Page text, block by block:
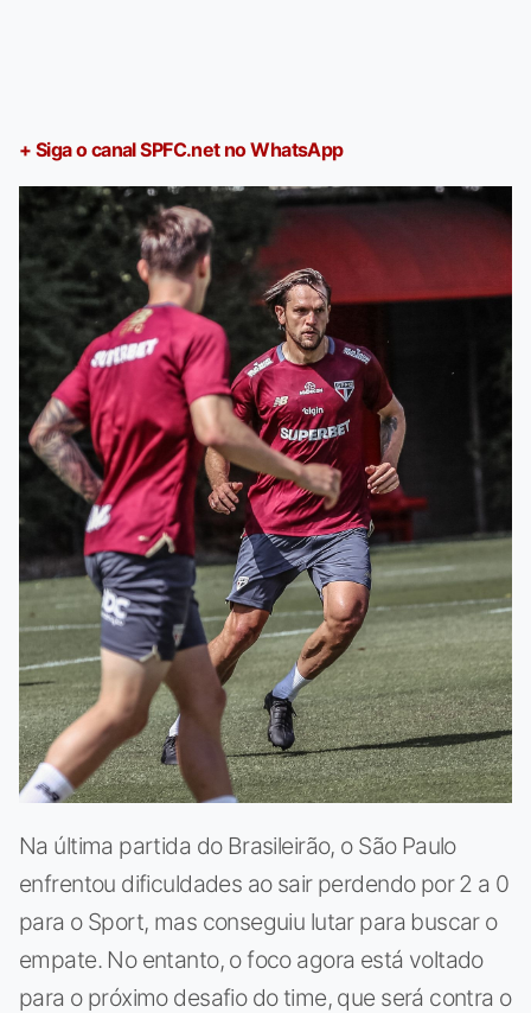
+ Siga o canal SPFC.net no WhatsApp
Na última partida do Brasileirão, o São Paulo
enfrentou dificuldades ao sair perdendo por 2 a 0
para o Sport, mas conseguiu lutar para buscar o
empate. No entanto, o foco agora está voltado
para o próximo desafio do time, que será contra o